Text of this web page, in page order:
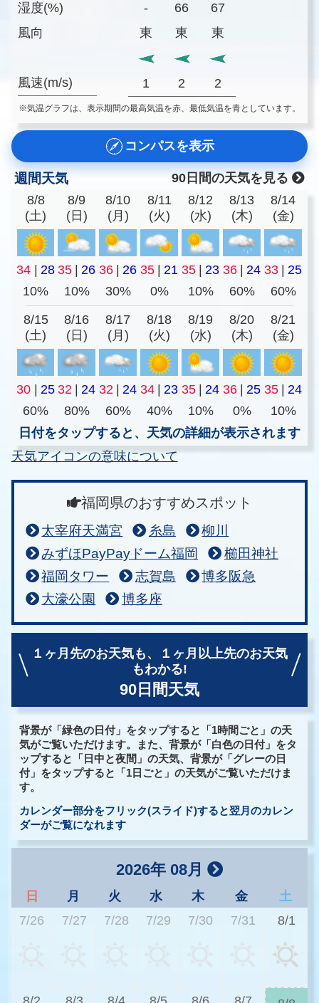
湿度(%)
風向
風速(m/s)
-
66
67
東
東 東
1 2 2
※気温グラフは、表示期間の最高気温を赤、最低気温を青としています。
コンパスを表示
週間天気
90日間の天気を見る
8/8
(土)
8/9
(日)
8/10
(月)
8/11
(火)
8/12
(水)
8/13
(木)
8/14
(金)
34 28 35 26 36 26 35 21 35 23 36 24 33
25
10%
10% 30% 0% 10% 60% 60%
8/15
(土)
8/16
(日)
8/17
(月)
8/18
(火)
8/19
(水)
8/20
(木)
8/21
(金)
30 25 32 24 32 24 34 23 35 24 36 25 35
24
60%
80% 60% 40% 10% 0%
10%
日付をタップすると、天気の詳細が表示されます
天気アイコンの意味について
福岡県のおすすめスポット
太宰府天満宮 糸島
柳川
みずほPayPayドーム福岡
櫛田神社
福岡タワー
志賀島
博多阪急
大濠公園
博多座
１ヶ月先のお天気も、
１ヶ月以上先のお天気
もわかる!
90日間天気
背景が「緑色の日付」をタップすると「1時間ごと」の天
気がご覧いただけます。また、背景が「白色の日付」をタ
ップすると「日中と夜間」の天気、背景が「グレーの日
付」をタップすると「1日ごと」の天気がご覧いただけま
す。
カレンダー部分をフリック(スライド)すると翌月のカレン
ダーがご覧になれます
2026年 08月
日 月 火 水 木 金
土
7/26
7/27 7/28 7/29 7/30 7/31 8/1